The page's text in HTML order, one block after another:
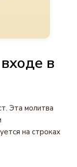
в
Эта молитва
на строках